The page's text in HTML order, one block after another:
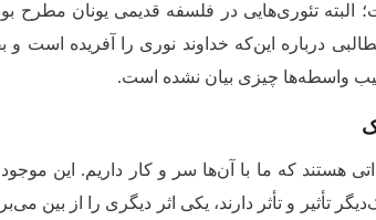
تئوری‌هایی در فلسفه قدیمی یونان مطرح
درباره این‌که خداوند نوری را آفریده است
واسطه‌ها چیزی بیان نشده است.
هستند که ما با آن‌ها سر و کار داریم. این
تأثیر و تأثر دارند، یکی اثر دیگری را از بین